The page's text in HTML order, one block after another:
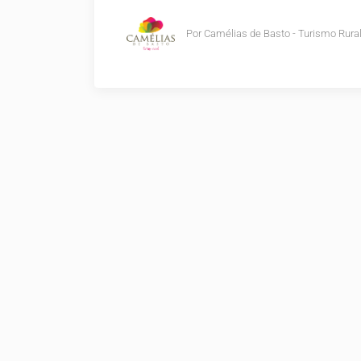
Por Camélias de Basto - Turismo Rural